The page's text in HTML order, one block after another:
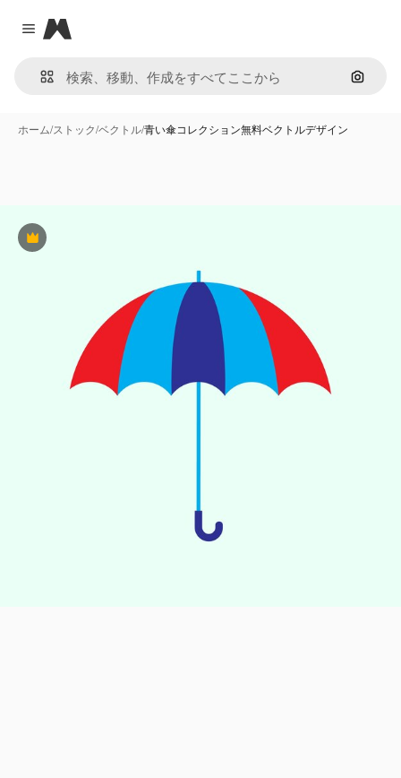
Close menu
Magnific
画像で
ホーム/ストック/ベクトル/青い傘コレクション無料ベクトルデザイン
Premium